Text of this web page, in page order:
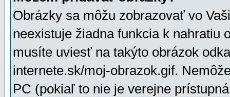
Obrázky sa môžu zobrazovať vo
neexistuje žiadna funkcia k nahratiu
musíte uviesť na takýto obrázok
internete.sk/moj-obrazok.gif.
PC (pokiaľ to nie je verejne